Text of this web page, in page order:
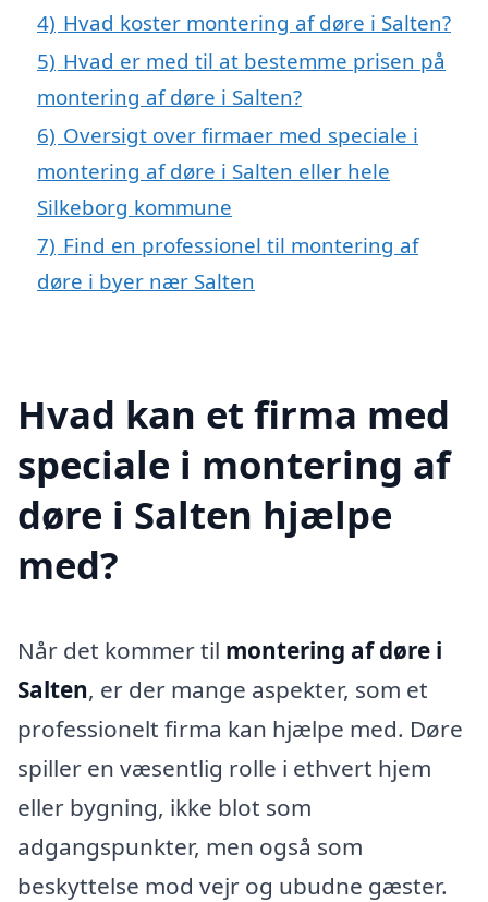
4) Hvad koster montering af døre i Salten?
5) Hvad er med til at bestemme prisen på
montering af døre i Salten?
6) Oversigt over firmaer med speciale i
montering af døre i Salten eller hele
Silkeborg kommune
7) Find en professionel til montering af
døre i byer nær Salten
Hvad kan et firma med
speciale i montering af
døre i Salten hjælpe
med?
Når det kommer til montering af døre i
Salten, er der mange aspekter, som et
professionelt firma kan hjælpe med. Døre
spiller en væsentlig rolle i ethvert hjem
eller bygning, ikke blot som
adgangspunkter, men også som
beskyttelse mod vejr og ubudne gæster.